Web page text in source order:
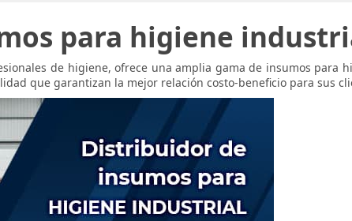
para higiene
de higiene, ofrece una amplia gama de insumos para
que garantizan la mejor relación costo-beneficio para sus